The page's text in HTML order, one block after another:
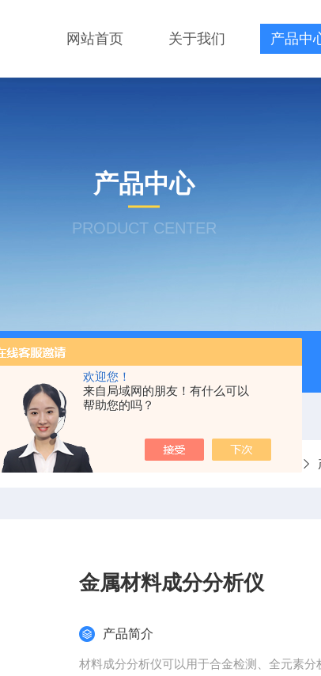
欢迎您！
来自局域网的朋友！有什么可以
帮助您的吗？
网站首页 关于我们 产品中
产品中心
PRODUCT CENTER
谱联用仪生产厂家
当前位置：
金属材料成分分析仪
产品简介
材料成分分析仪可以用于合金检测、全元素